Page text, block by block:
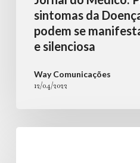
forma
lenta
silenciosa
sintomas da
podem se
e silenciosa
Way Comunicações
12/04/2022